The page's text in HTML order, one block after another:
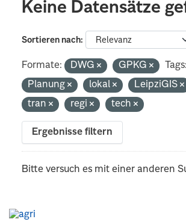
Keine Datensätze
Sortieren nach
Formate: DWG GPKG
Tags:
Planung
lokal LeipziGIS
tran
regi tech
Ergebnisse filtern
Bitte versuch es mit einer anderen